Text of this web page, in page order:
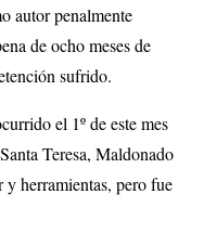
autor penalmente
de ocho meses de
sufrido.
el 1º de este mes
Teresa, Maldonado
y herramientas, pero fue